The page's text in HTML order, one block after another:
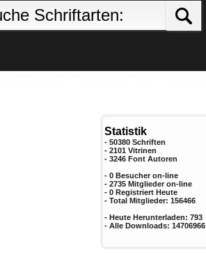
Statistik
- 50380 Schriften
- 2101 Vitrinen
- 3246 Font Autoren
- 0 Besucher on-line
- 2735 Mitglieder on-line
- 0 Registriert Heute
- Total Mitglieder: 156466
- Heute Herunterladen: 793
- Alle Downloads: 14706966